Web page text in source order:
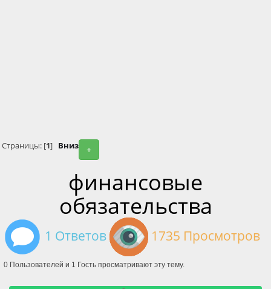
+
Страницы: [1] Вниз
финансовые
обязательства
1 Ответов 1735 Просмотров
0 Пользователей и 1 Гость просматривают эту тему.